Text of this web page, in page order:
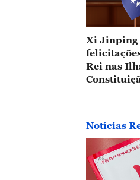
Xi Jinping
Rei nas
Notícias